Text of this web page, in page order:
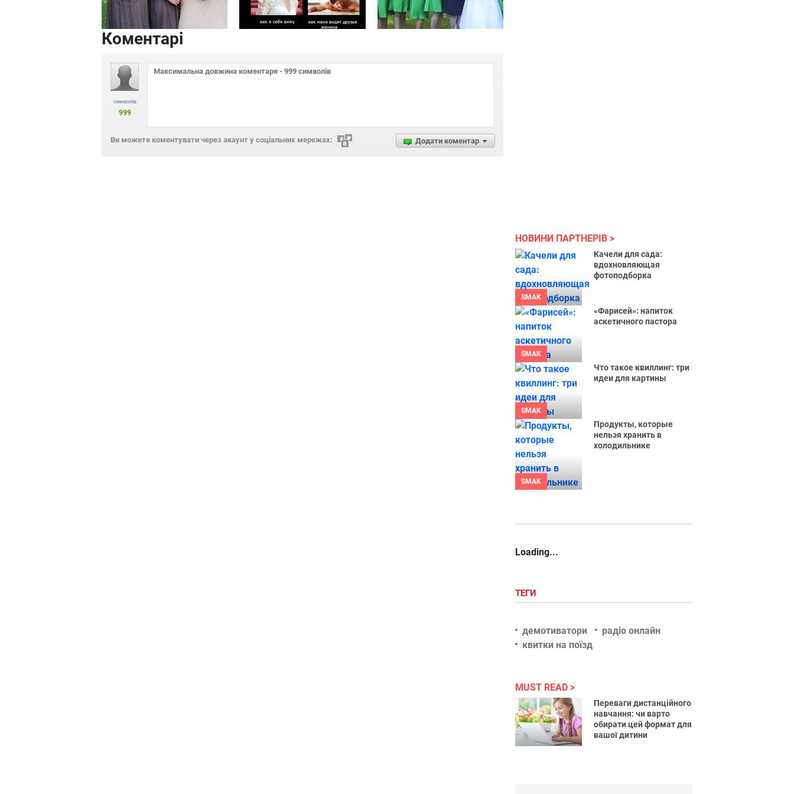
Коментарі
символів
999
Додати коментар
Ви можете коментувати через акаунт у соціальних мережах:
НОВИНИ ПАРТНЕРІВ
SMAK
Качели для сада:
вдохновляющая
фотоподборка
SMAK
«Фарисей»: напиток
аскетичного пастора
SMAK
Что такое квиллинг: три
идеи для картины
SMAK
Продукты, которые
нельзя хранить в
холодильнике
Loading...
ТЕГИ
демотиватори
радіо онлайн
квитки на поїзд
MUST READ
Переваги дистанційного
навчання: чи варто
обирати цей формат для
вашої дитини